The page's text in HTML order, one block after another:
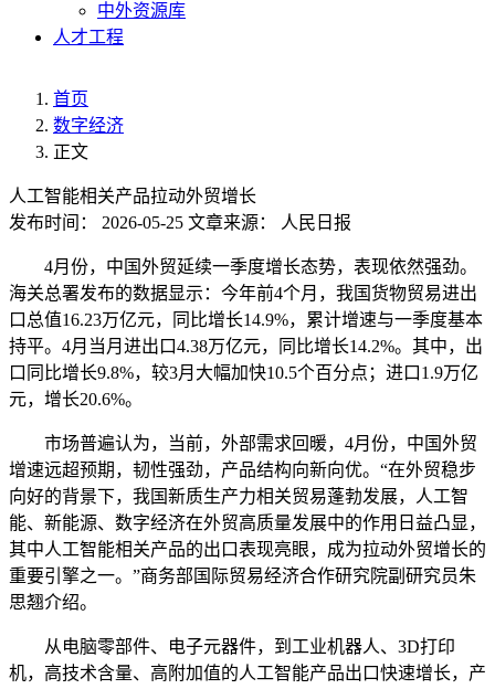
中外资源库
人才工程
首页
数字经济
正文
人工智能相关产品拉动外贸增长
发布时间：
2026-05-25 文章来源： 人民日报
4月份，中国外贸延续一季度增长态势，表现依然强劲。
海关总署发布的数据显示：今年前4个月，我国货物贸易进出
口总值16.23万亿元，同比增长14.9%，累计增速与一季度基本
持平。4月当月进出口4.38万亿元，同比增长14.2%。其中，出
口同比增长9.8%，较3月大幅加快10.5个百分点；进口1.9万亿
元，增长20.6%。
市场普遍认为，当前，外部需求回暖，4月份，中国外贸
增速远超预期，韧性强劲，产品结构向新向优。“在外贸稳步
向好的背景下，我国新质生产力相关贸易蓬勃发展，人工智
能、新能源、数字经济在外贸高质量发展中的作用日益凸显，
其中人工智能相关产品的出口表现亮眼，成为拉动外贸增长的
重要引擎之一。”商务部国际贸易经济合作研究院副研究员朱
思翘介绍。
从电脑零部件、电子元器件，到工业机器人、3D打印
机，高技术含量、高附加值的人工智能产品出口快速增长，产